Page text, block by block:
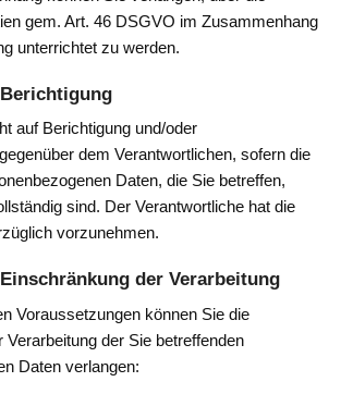
gem. Art. 46 DSGVO im Zusammenhang
unterrichtet zu werden.
auf Berichtigung und/oder
dem Verantwortlichen, sofern die
Daten, die Sie betreffen,
sind. Der Verantwortliche hat die
vorzunehmen.
der Verarbeitung
Voraussetzungen können Sie die
Verarbeitung der Sie betreffenden
Daten verlangen: